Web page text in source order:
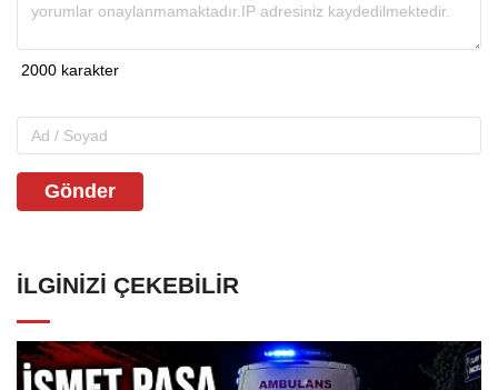
Gönder
İLGINIZI ÇEKEBILIR